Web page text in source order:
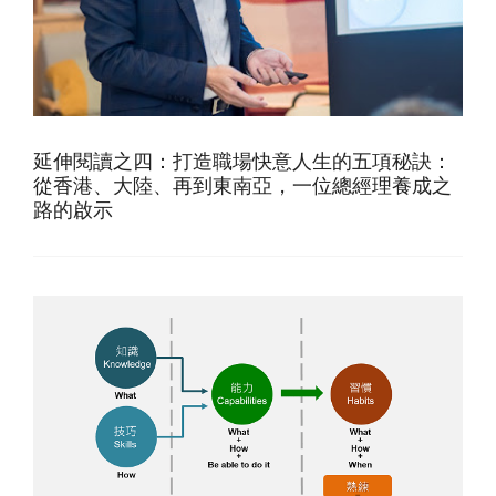
延伸閱讀之四：打造職場快意人生的五項秘訣：
從香港、大陸、再到東南亞，一位總經理養成之
路的啟示